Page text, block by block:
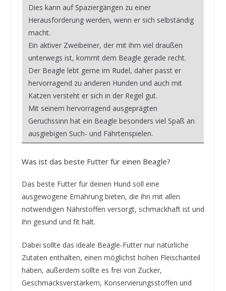
Dies kann auf Spaziergängen zu einer
Herausforderung werden, wenn er sich selbständig
macht.
Ein aktiver Zweibeiner, der mit ihm viel draußen
unterwegs ist, kommt dem Beagle gerade recht.
Der Beagle lebt gerne im Rudel, daher passt er
hervorragend zu anderen Hunden und auch mit
Katzen versteht er sich in der Regel gut.
Mit seinem hervorragend ausgeprägten
Geruchssinn hat ein Beagle besonders viel Spaß an
ausgiebigen Such- und Fährtenspielen.
Was ist das beste Futter für einen Beagle?
Das beste Futter für deinen Hund soll eine
ausgewogene Ernährung bieten, die ihn mit allen
notwendigen Nährstoffen versorgt, schmackhaft ist und
ihn gesund und fit hält.
Dabei sollte das ideale Beagle-Futter nur natürliche
Zutaten enthalten, einen möglichst hohen Fleischanteil
haben, außerdem sollte es frei von Zucker,
Geschmacksverstärkern, Konservierungsstoffen und